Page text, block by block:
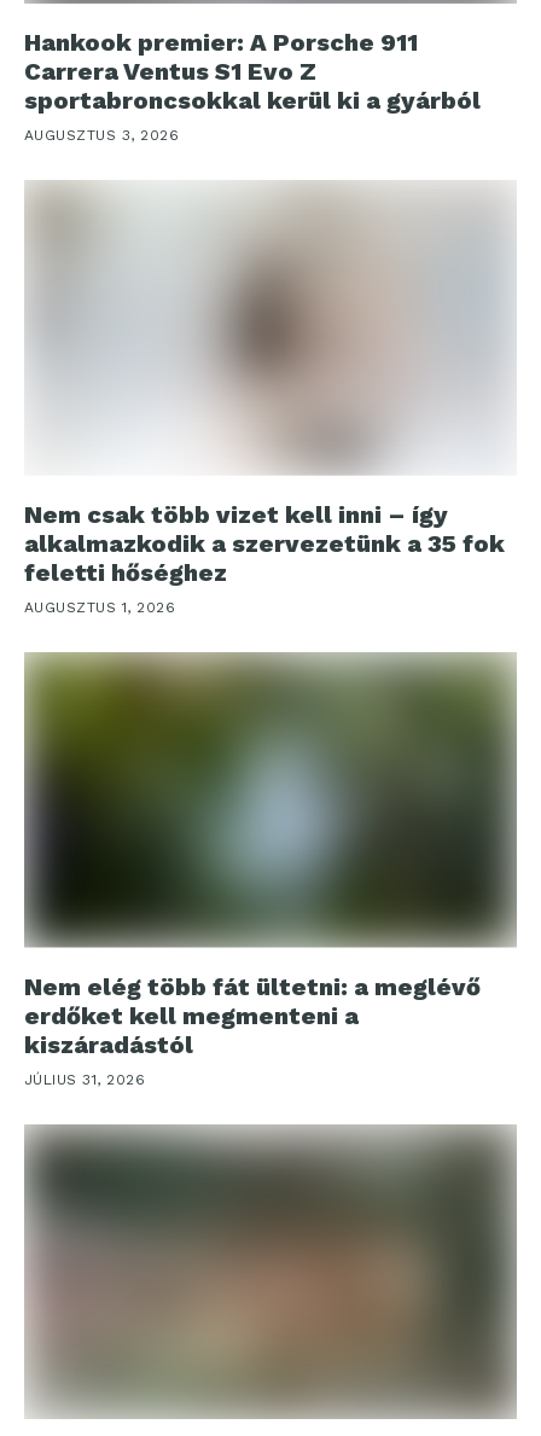
Hankook premier: A Porsche 911
Carrera Ventus S1 Evo Z
sportabroncsokkal kerül ki a gyárból
AUGUSZTUS 3, 2026
Nem csak több vizet kell inni – így
alkalmazkodik a szervezetünk a 35 fok
feletti hőséghez
AUGUSZTUS 1, 2026
Nem elég több fát ültetni: a meglévő
erdőket kell megmenteni a
kiszáradástól
JÚLIUS 31, 2026